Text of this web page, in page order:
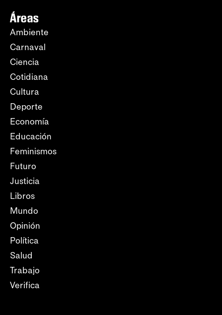
Áreas
Ambiente
Carnaval
Ciencia
Cotidiana
Cultura
Deporte
Economía
Educación
Feminismos
Futuro
Justicia
Libros
Mundo
Opinión
Política
Salud
Trabajo
Verifica